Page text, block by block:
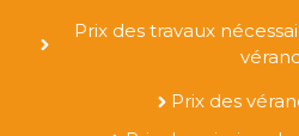
Prix des travaux
Prix des